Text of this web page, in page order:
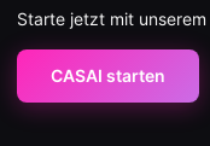
Starte jetzt mit
CASAI starten